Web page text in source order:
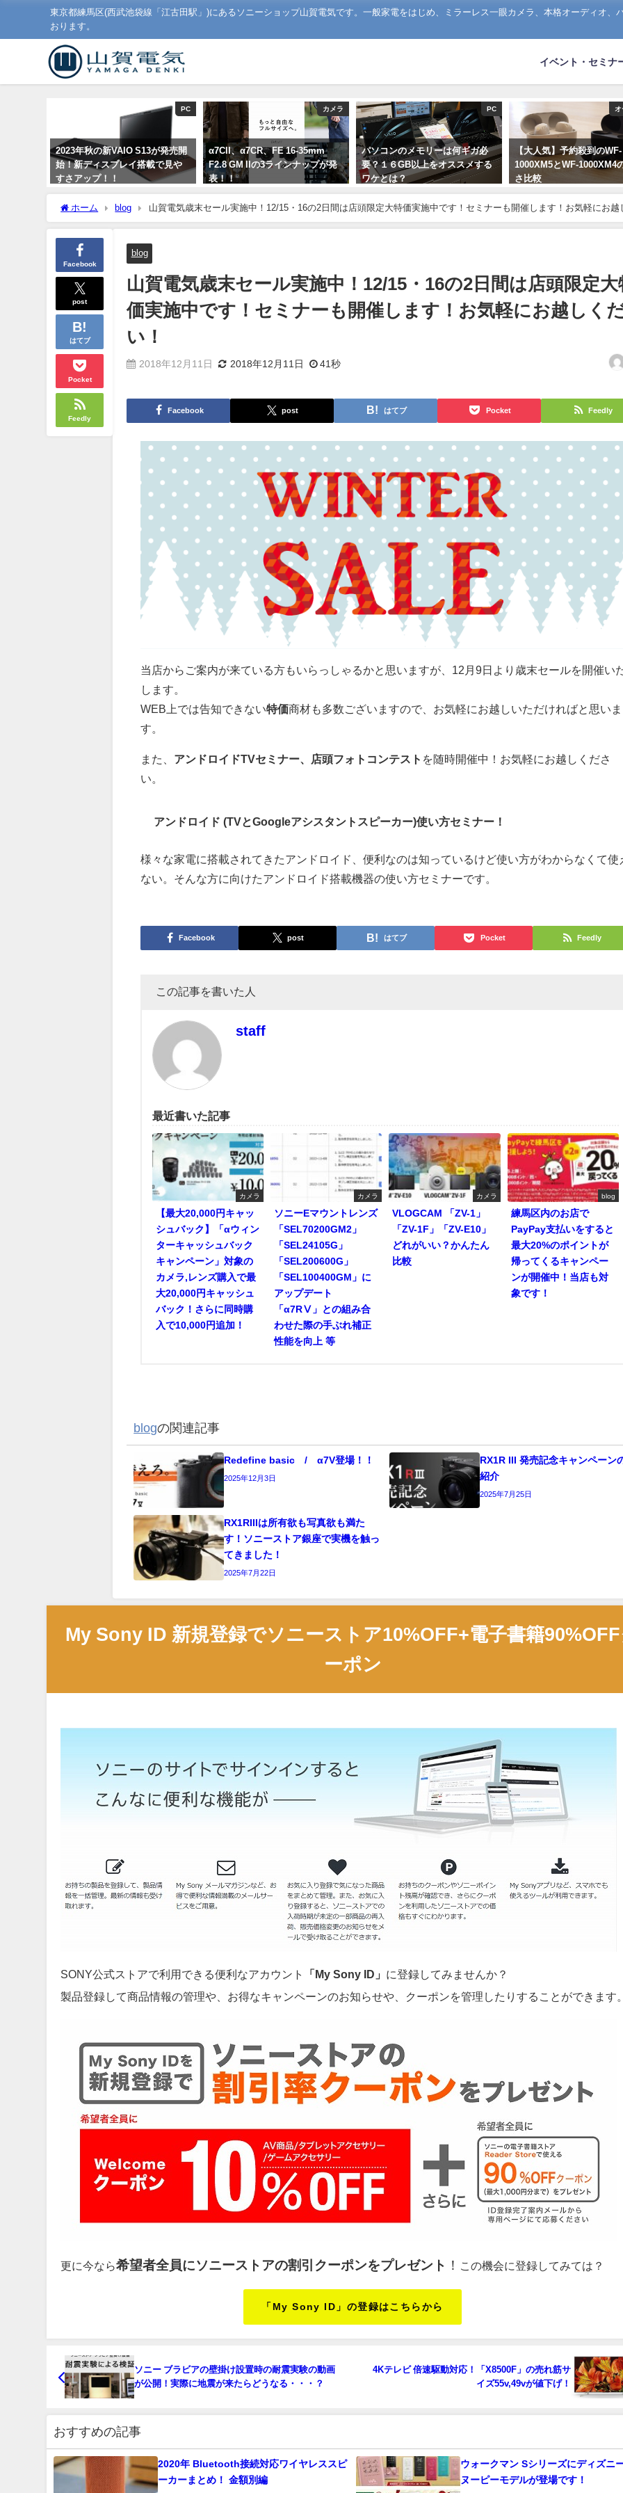
東京都練馬区(西武池袋線「江古田駅」)にあるソニーショップ山賀電気です。一般家電をはじめ、ミラーレス一眼カメラ、本格オーディオ
おります。
イベント・セミナ
PC
2023年秋の新VAIO S13が発売開
始！新ディスプレイ搭載で見や
すさアップ！！
カメラ
α7CII、α7CR、FE 16-35mm
F2.8 GM IIの3ラインナップが発
表！！
PC
パソコンのメモリーは何ギガ必
要？１６GB以上をオススメする
ワケとは？
オ
【大人気】予約殺到のWF-
1000XM5とWF-1000XM4
さ比較
ホーム blog
山賀電気歳末セール実施中！12/15・16の2日間は店頭限定大特価実施中です！セミナーも開催します！お気軽にお越
ださい！
Facebook
post
はてブ
Pocket
Feedly
blog
山賀電気歳末セール実施中！12/15・16の2日間は店頭限定大
価実施中です！セミナーも開催します！お気軽にお越しく
い！
2018年12月11日 2018年12月11日 41秒
Facebook post はてブ Pocket Feedly
当店からご案内が来ている方もいらっしゃるかと思いますが、12月9日より歳末セールを開催い
します。
WEB上では告知できない特価商材も多数ございますので、お気軽にお越しいただければと思いま
す。
また、 アンドロイドTVセミナー、店頭フォトコンテスト を随時開催中！お気軽にお越しくださ
い。
アンドロイド (TVとGoogleアシスタントスピーカー)使い方セミナー！
様々な家電に搭載されてきたアンドロイド、便利なのは知っているけど使い方がわからなくて使
ない。そんな方に向けたアンドロイド搭載機器の使い方セミナーです。
Facebook post はてブ Pocket Feedly
この記事を書いた人
staff
最近書いた記事
カメラ
【最大20,000円キャッ
シュバック】「αウィン
ターキャッシュバック
キャンペーン」対象の
カメラ,レンズ購入で最
大20,000円キャッシュ
バック！さらに同時購
入で10,000円追加！
カメラ
ソニーEマウントレンズ
「SEL70200GM2」
「SEL24105G」
「SEL200600G」
「SEL100400GM」に
アップデート
「α7RⅤ」との組み合
わせた際の手ぶれ補正
性能を向上 等
カメラ
VLOGCAM 「ZV-1」
「ZV-1F」「ZV-E10」
どれがいい？かんたん
比較
blog
練馬区内のお店で
PayPay支払いをすると
最大20%のポイントが
帰ってくるキャンペー
ンが開催中！当店も対
象です！
blogの関連記事
Redefine basic / α7V登場！！
2025年12月3日
RX1R III 発売記念キャンペーン
紹介
2025年7月25日
RX1RIIIは所有欲も写真欲も満た
す！ソニーストア銀座で実機を触っ
てきました！
2025年7月22日
My Sony ID 新規登録でソニーストア10%OFF+電子書籍
ーポン
SONY公式ストアで利用できる便利なアカウント 「My Sony ID」 に登録してみませんか？
製品登録して商品情報の管理や、お得なキャンペーンのお知らせや、クーポンを管理したりすることができます
更に今なら希望者全員にソニーストアの割引クーポンをプレゼント ！ この機会に登録してみては？
「My Sony ID」の登録はこちらから
ソニー ブラビアの壁掛け設置時の耐震実験の動画
が公開！実際に地震が来たらどうなる・・・？
4Kテレビ 倍速駆動対応！「X8500F」の売れ筋サ
イズ55v,49vが値下げ！
おすすめの記事
2020年 Bluetooth接続対応ワイヤレススピ
ーカーまとめ！ 金額別編
ウォークマン Sシリーズにディズニ
ヌーピーモデルが登場です！